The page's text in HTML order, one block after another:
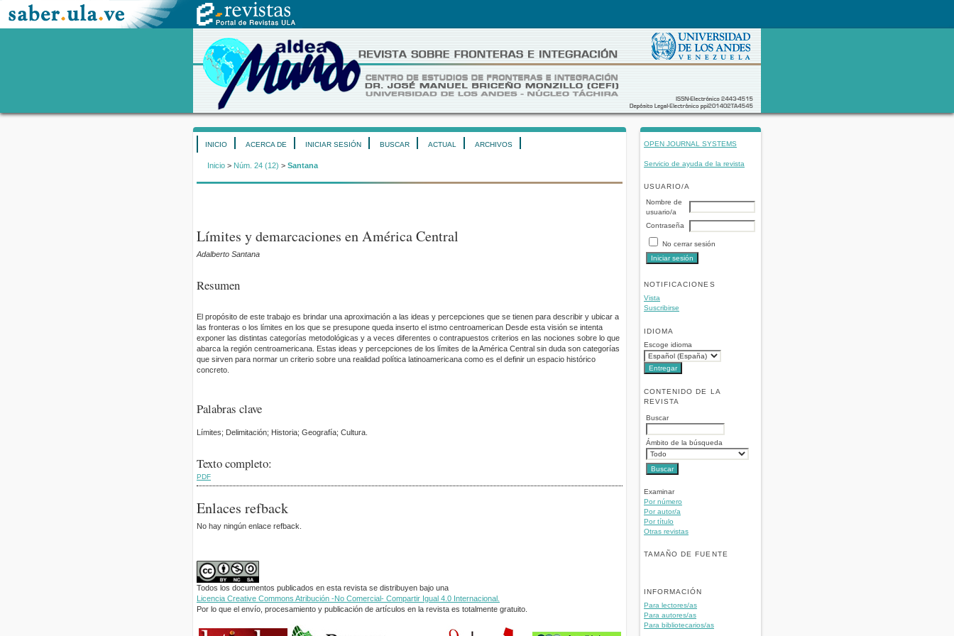
OPEN JOURNAL SYSTEMS
Servicio de ayuda de la revista
USUARIO/A
Nombre de
usuario/a
Contraseña
No cerrar sesión
NOTIFICACIONES
Vista
Suscribirse
IDIOMA
Escoge idioma
CONTENIDO DE LA
REVISTA
Buscar
Ámbito de la búsqueda
Examinar
Por número
Por autor/a
Por título
Otras revistas
TAMAÑO DE FUENTE
INFORMACIÓN
Para lectores/as
Para autores/as
Para bibliotecarios/as
INICIO ACERCA DE INICIAR SESIÓN BUSCAR ACTUAL ARCHIVOS
Inicio > Núm. 24 (12) > Santana
Límites y demarcaciones en América Central
Adalberto Santana
Resumen
El propósito de este trabajo es brindar una aproximación a las ideas y percepciones que se tienen para describir y ubicar a
las fronteras o los límites en los que se presupone queda inserto el istmo centroamerican Desde esta visión se intenta
exponer las distintas categorías metodológicas y a veces diferentes o contrapuestos criterios en las nociones sobre lo que
abarca la región centroamericana. Estas ideas y percepciones de los límites de la América Central sin duda son categorías
que sirven para normar un criterio sobre una realidad política latinoamericana como es el definir un espacio histórico
concreto.
Palabras clave
Límites; Delimitación; Historia; Geografía; Cultura.
Texto completo:
PDF
Enlaces refback
No hay ningún enlace refback.
Todos los documentos publicados en esta revista se distribuyen bajo una
Licencia Creative Commons Atribución -No Comercial- Compartir Igual 4.0 Internacional.
Por lo que el envío, procesamiento y publicación de artículos en la revista es totalmente gratuito.